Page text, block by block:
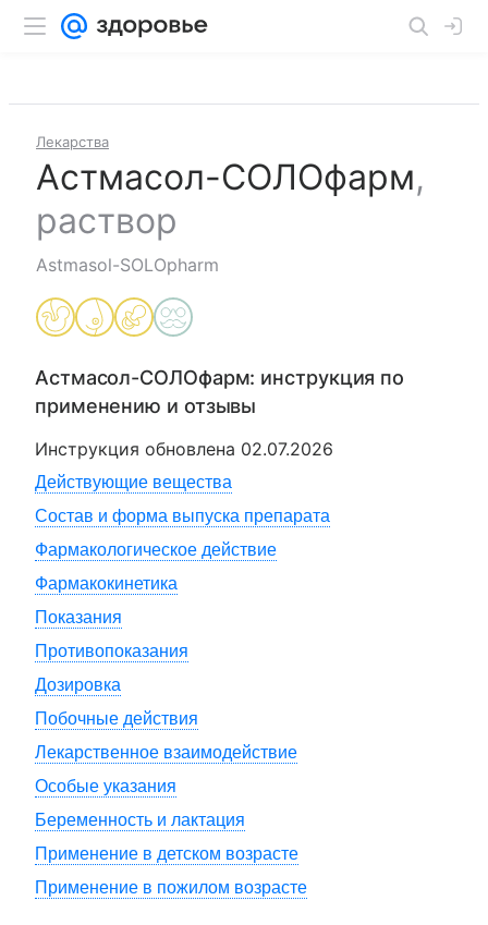
Лекарства
Астмасол-СОЛОфарм,
раствор
Astmasol-SOLOpharm
Астмасол-СОЛОфарм: инструкция по
применению и отзывы
Инструкция обновлена 02.07.2026
Действующие вещества
Состав и форма выпуска препарата
Фармакологическое действие
Фармакокинетика
Показания
Противопоказания
Дозировка
Побочные действия
Лекарственное взаимодействие
Особые указания
Беременность и лактация
Применение в детском возрасте
Применение в пожилом возрасте